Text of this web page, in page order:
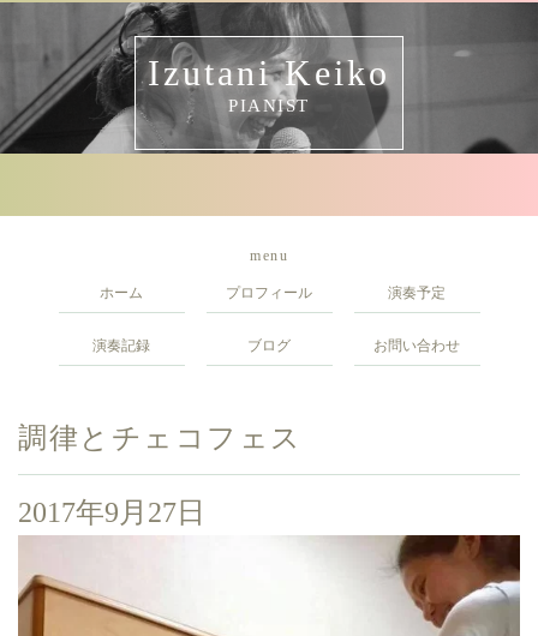
Izutani Keiko
PIANIST
menu
ホーム プロフィール 演奏予定
演奏記録 ブログ お問い合わせ
調律とチェコフェス
2017年9月27日